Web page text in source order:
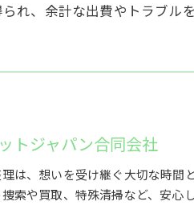
れ、余計な出費やトラブル
トジャパン合同会社
は、想いを受け継ぐ大切な時間
索や買取、特殊清掃など、安心